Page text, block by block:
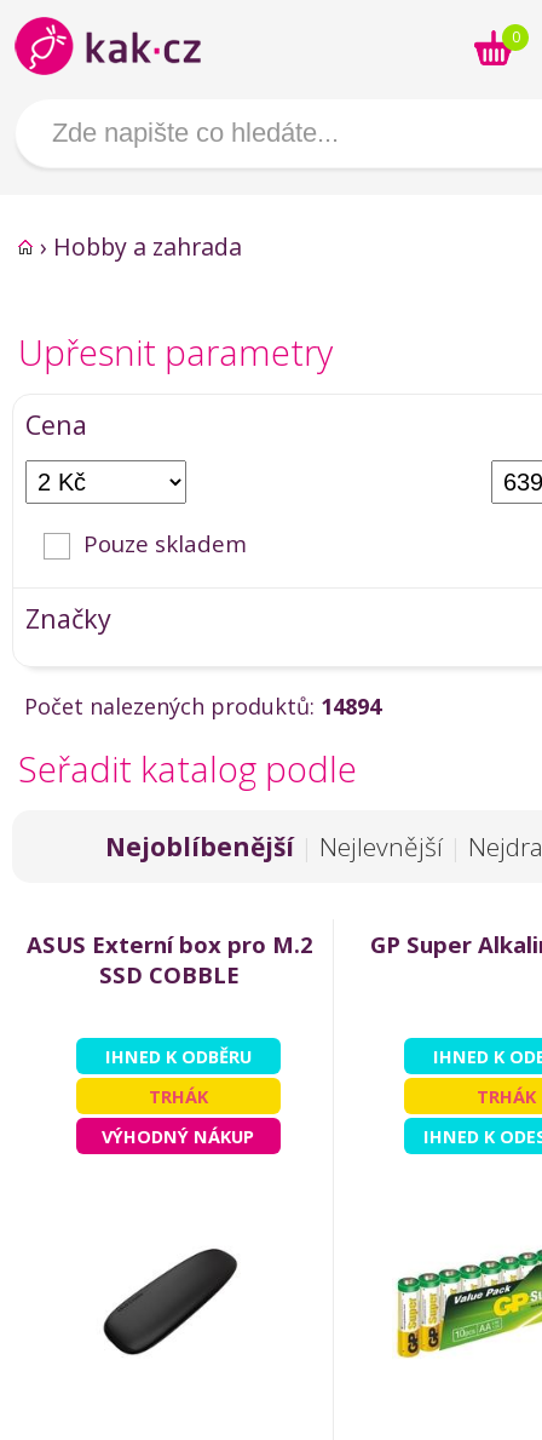
0
› Hobby a zahrada
Upřesnit parametry
Cena
Pouze skladem
Značky
Počet nalezených produktů: 14894
Seřadit katalog podle
Nejoblíbenější | Nejlevnější |
ASUS Externí box pro M.2
SSD COBBLE
IHNED K ODBĚRU
TRHÁK
VÝHODNÝ NÁKUP
GP Super
IHNED K
TRHÁK
IHNED K